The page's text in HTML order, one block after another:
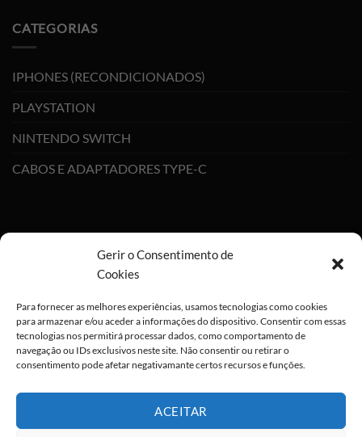
Gerir o Consentimento de
Cookies
Para fornecer as melhores experiências, usamos tecnologias como cookies
para armazenar e/ou aceder a informações do dispositivo. Consentir com essas
tecnologias nos permitirá processar dados, como comportamento de
navegação ou IDs exclusivos neste site. Não consentir ou retirar o
consentimento pode afetar negativamante certos recursos e funções.
ACEITAR
CATEGORIAS
IPHONES (RECONDICIONADOS)
PLAYSTATION
NINTENDO SWITCH
CABOS E ADAPTADORES TYPE-C